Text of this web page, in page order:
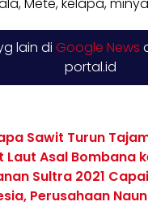
lain di Google News
portal.id
Sawit Turun
Laut Asal Bombana
Sultra 2021
Perusahaan